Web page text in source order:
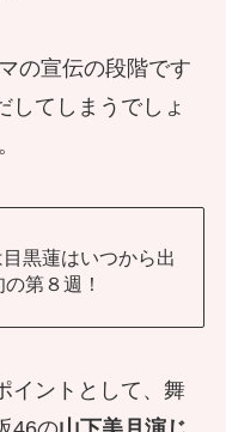
の宣伝の段階です
してしまうでしょ
黒蓮はいつから出
第８週！
イントとして、舞